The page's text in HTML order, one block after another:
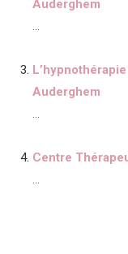
Auderghem
Auderghem
Centre